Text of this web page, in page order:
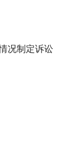
况制定诉讼